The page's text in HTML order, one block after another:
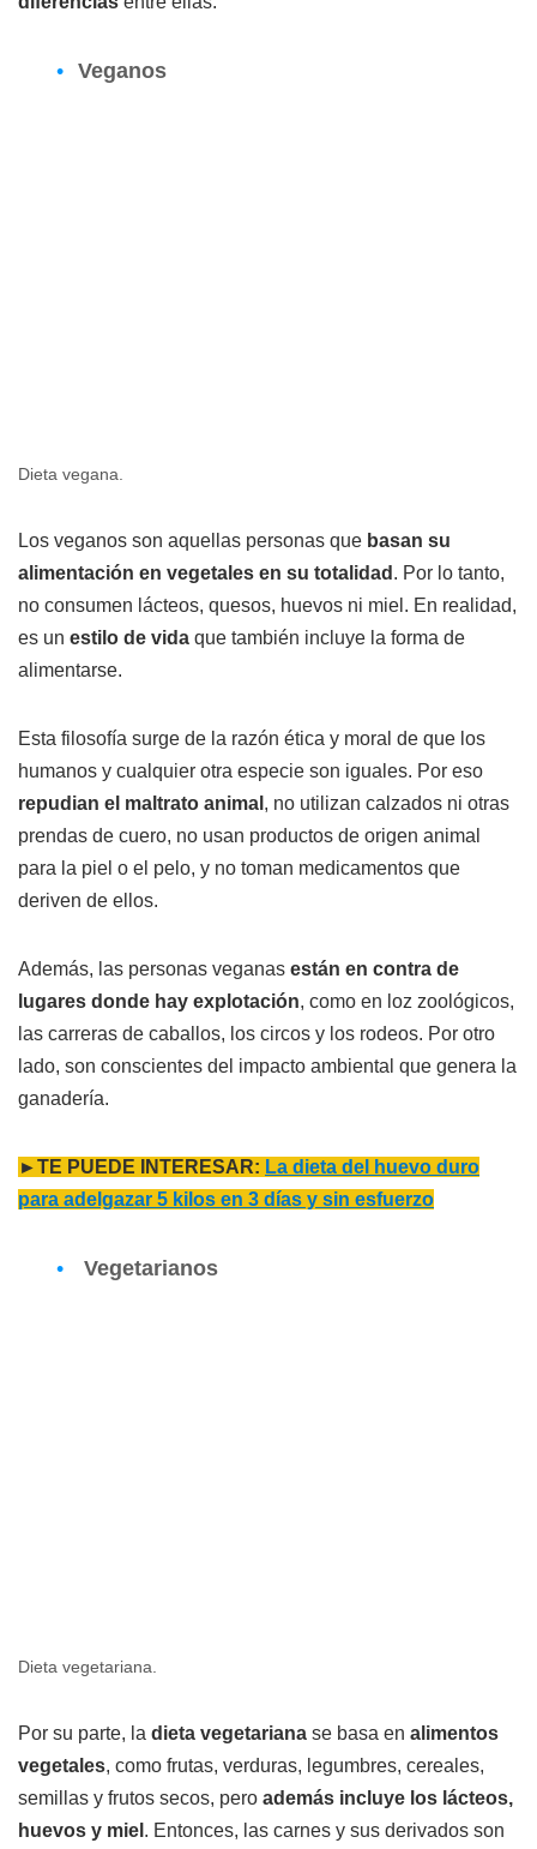
Veganos
Dieta vegana.
Los veganos son aquellas personas que basan su
alimentación en vegetales en su totalidad . Por lo tanto,
no consumen lácteos, quesos, huevos ni miel. En realidad,
es un estilo de vida que también incluye la forma de
alimentarse.
Esta filosofía surge de la razón ética y moral de que los
humanos y cualquier otra especie son iguales. Por eso
repudian el maltrato animal , no utilizan calzados ni otras
prendas de cuero, no usan productos de origen animal
para la piel o el pelo, y no toman medicamentos que
deriven de ellos.
Además, las personas veganas están en contra de
lugares donde hay explotación, como en loz zoológicos,
las carreras de caballos, los circos y los rodeos. Por otro
lado, son conscientes del impacto ambiental que genera la
ganadería.
►TE PUEDE INTERESAR: La dieta del huevo duro
para adelgazar 5 kilos en 3 días y sin esfuerzo
Vegetarianos
Dieta vegetariana.
Por su parte, la dieta vegetariana se basa en alimentos
vegetales, como frutas, verduras, legumbres, cereales,
semillas y frutos secos, pero además incluye los lácteos,
huevos y miel . Entonces, las carnes y sus derivados son